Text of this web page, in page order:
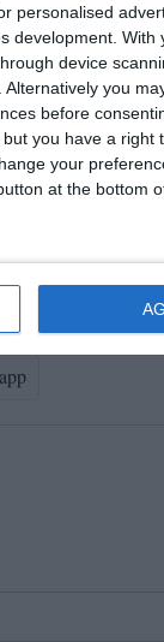
personalised
development. With
device
you
before
you have a right
your
at the bottom
Lipnița (Ferma
Mănăstirea